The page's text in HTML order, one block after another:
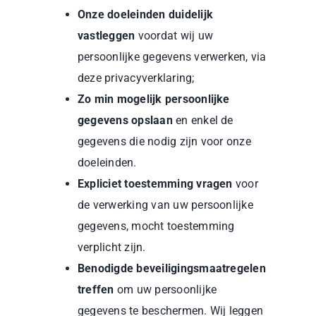
Onze doeleinden duidelijk
vastleggen voordat wij uw
persoonlijke gegevens verwerken, via
deze privacyverklaring;
Zo min mogelijk persoonlijke
gegevens opslaanen enkel de
gegevens die nodig zijn voor onze
doeleinden.
Expliciet toestemming vragen voor
de verwerking van uw persoonlijke
gegevens, mocht toestemming
verplicht zijn.
Benodigde beveiligingsmaatregelen
treffen om uw persoonlijke
gegevens te beschermen. Wij leggen